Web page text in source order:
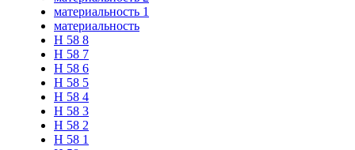
материальность 1
материальность
Н 58 8
Н 58 7
Н 58 6
Н 58 5
Н 58 4
Н 58 3
Н 58 2
Н 58 1